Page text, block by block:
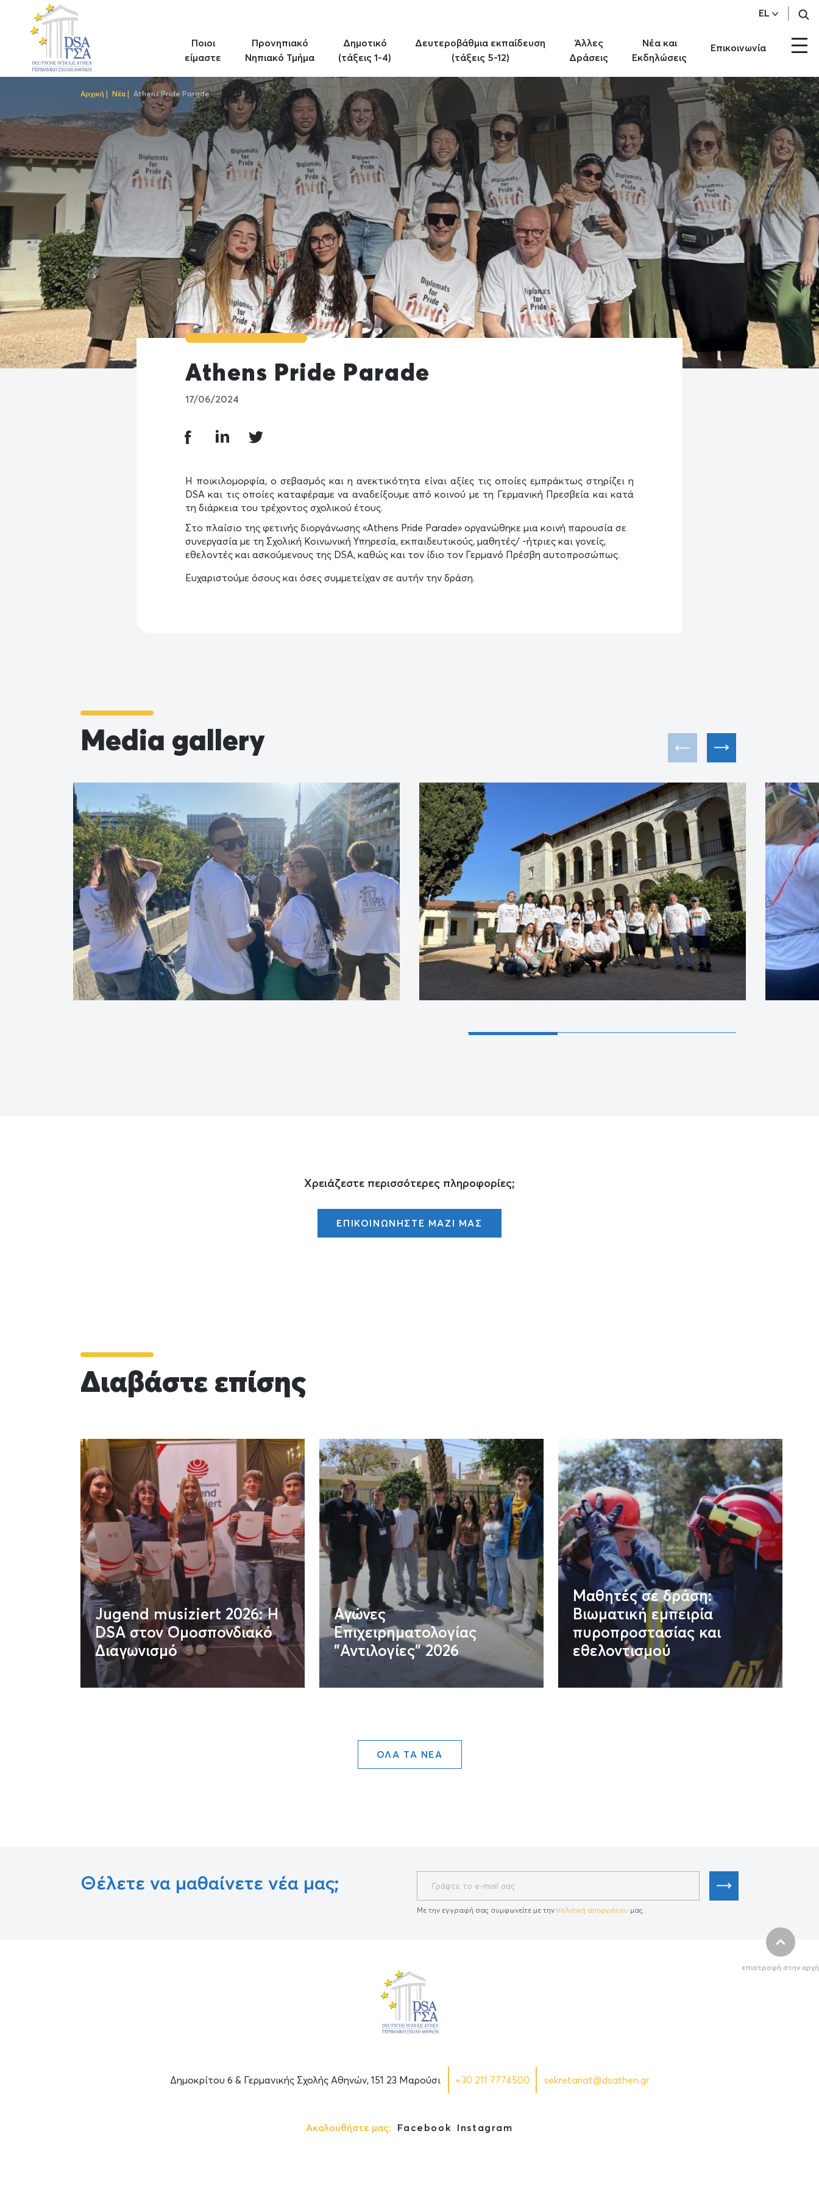
EL
Ποιοι
είμαστε
Προνηπιακό
Νηπιακό Τμήμα
Δημοτικό
(τάξεις 1-4)
Δευτεροβάθμια εκπαίδευση
(τάξεις 5-12)
Άλλες
Δράσεις
Νέα και
Εκδηλώσεις
Επικοινωνία
Breadcrumb
Αρχική Νέα Athens Pride Parade
Athens Pride Parade
17/06/2024
Η ποικιλομορφία, ο σεβασμός και η ανεκτικότητα είναι αξίες τις οποίες εμπράκτως στηρίζει η
DSA και τις οποίες καταφέραμε να αναδείξουμε από κοινού με τη Γερμανική Πρεσβεία και κατά
τη διάρκεια του τρέχοντος σχολικού έτους.
Στο πλαίσιο της φετινής διοργάνωσης «Athens Pride Parade» οργανώθηκε μια κοινή παρουσία σε
συνεργασία με τη Σχολική Κοινωνική Υπηρεσία, εκπαιδευτικούς, μαθητές/ -ήτριες και γονείς,
εθελοντές και ασκούμενους της DSA, καθώς και τον ίδιο τον Γερμανό Πρέσβη αυτοπροσώπως.
Ευχαριστούμε όσους και όσες συμμετείχαν σε αυτήν την δράση.
Media gallery
Χρειάζεστε περισσότερες πληροφορίες;
ΕΠΙΚΟΙΝΩΝΗΣΤΕ ΜΑΖΙ ΜΑΣ
Διαβάστε επίσης
Jugend musiziert 2026: H
DSA στον Ομοσπονδιακό
Διαγωνισμό
Αγώνες
Επιχειρηματολογίας
"Αντιλογίες" 2026
Μαθητές σε δράση:
Βιωματική εμπειρία
πυροπροστασίας και
εθελοντισμού
ΟΛΑ ΤΑ ΝΕΑ
Θέλετε να μαθαίνετε νέα μας;
Με την εγγραφή σας συμφωνείτε με την πολιτική απορρήτου μας.
επιστροφή στην αρχή
Δημοκρίτου 6 & Γερμανικής Σχολής Αθηνών, 151 23 Μαρούσι +30 211 7774500 sekretariat@dsathen.gr
Ακολουθήστε μας: Facebook Instagram